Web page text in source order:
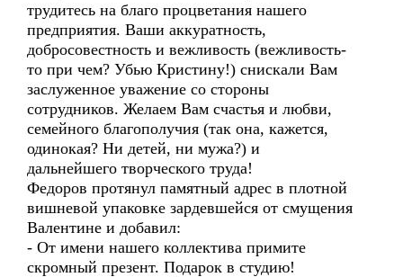
трудитесь на благо процветания нашего
предприятия. Ваши аккуратность,
добросовестность и вежливость (вежливость-
то при чем? Убью Кристину!) снискали Вам
заслуженное уважение со стороны
сотрудников. Желаем Вам счастья и любви,
семейного благополучия (так она, кажется,
одинокая? Ни детей, ни мужа?) и
дальнейшего творческого труда!
Федоров протянул памятный адрес в плотной
вишневой упаковке зардевшейся от смущения
Валентине и добавил:
- От имени нашего коллектива примите
скромный презент. Подарок в студию!